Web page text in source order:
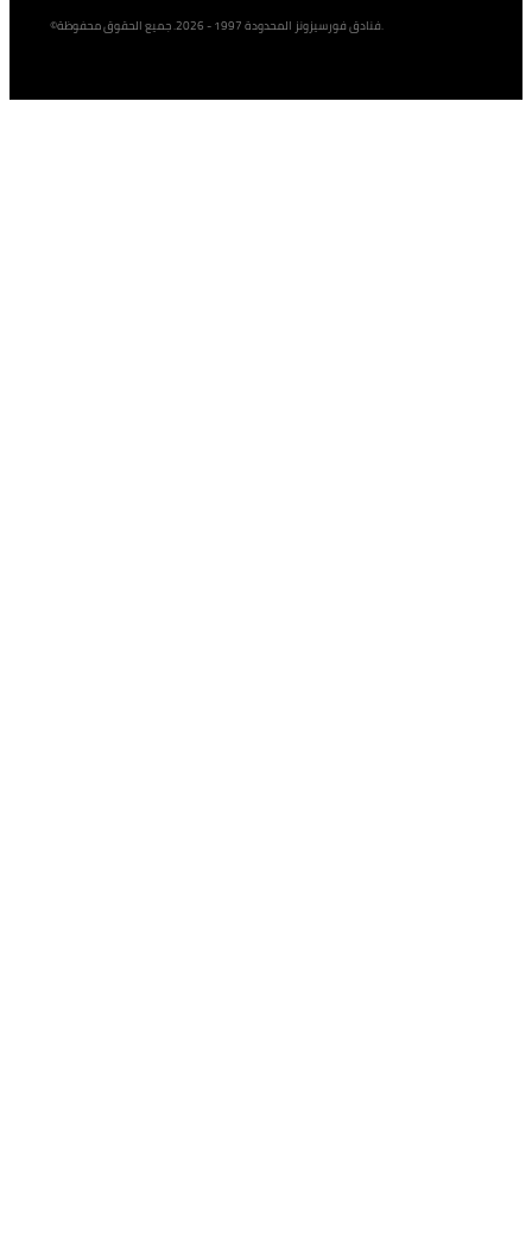
©فنادق فورسيزونز المحدودة 1997 - 2026. جميع الحقوق محفوظة.